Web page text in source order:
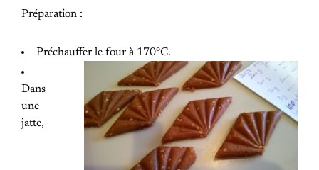
Préparation :
Préchauffer le four à 170°C.
Dans
une
jatte,